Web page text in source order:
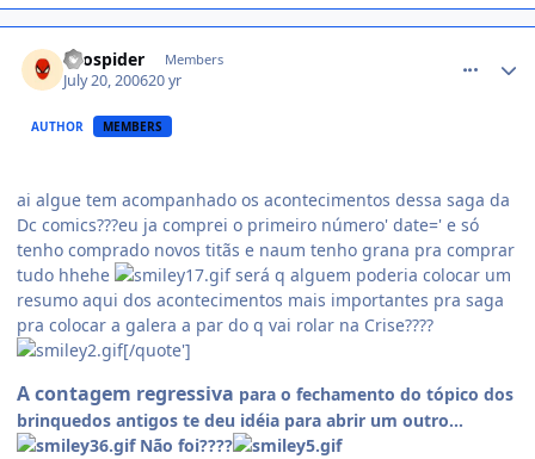
LEospider Members
July 20, 200620 yr
AUTHOR MEMBERS
ai algue tem acompanhado os acontecimentos dessa saga da
Dc comics???eu ja comprei o primeiro número' date=' e só
tenho comprado novos titãs e naum tenho grana pra comprar
tudo hhehe
será q alguem poderia colocar um
resumo aqui dos acontecimentos mais importantes pra saga
pra colocar a galera a par do q vai rolar na Crise????
[/quote']
A contagem regressiva para o fechamento do tópico dos
brinquedos antigos te deu idéia para abrir um outro...
Não foi????